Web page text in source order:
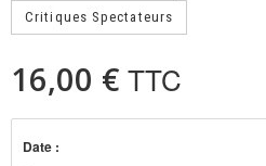
Critiques Spectateurs
16,00 € TTC
Date :